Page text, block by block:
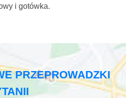
i gotówka.
PRZEPROWADZKI